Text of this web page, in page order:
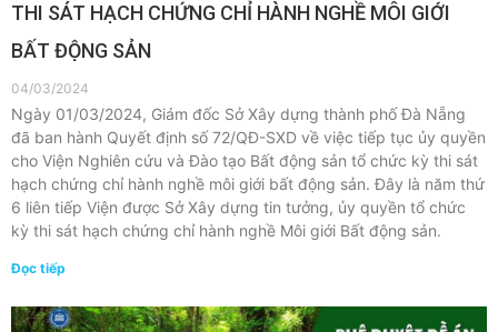
THI SÁT HẠCH CHỨNG CHỈ HÀNH NGHỀ MÔI GIỚI
BẤT ĐỘNG SẢN
04/03/2024
Ngày 01/03/2024, Giám đốc Sở Xây dựng thành phố Đà Nẵng
đã ban hành Quyết định số 72/QĐ-SXD về việc tiếp tục ủy quyền
cho Viện Nghiên cứu và Đào tạo Bất động sản tổ chức kỳ thi sát
hạch chứng chỉ hành nghề môi giới bất động sản. Đây là năm thứ
6 liên tiếp Viện được Sở Xây dựng tin tưởng, ủy quyền tổ chức
kỳ thi sát hạch chứng chỉ hành nghề Môi giới Bất động sản.
Đọc tiếp